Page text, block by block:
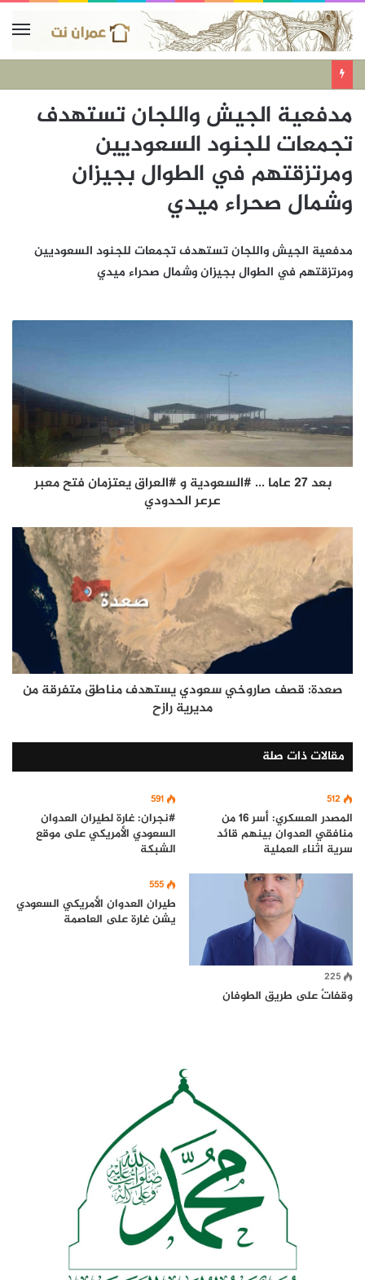
مدفعية الجيش واللجان تستهدف
تجمعات للجنود السعوديين
ومرتزقتهم في الطوال بجيزان
وشمال صحراء ميدي
مدفعية الجيش واللجان تستهدف تجمعات للجنود السعوديين
ومرتزقتهم في الطوال بجيزان وشمال صحراء ميدي
بعد 27 عاما ... #السعودية و #العراق يعتزمان فتح معبر
عرعر الحدودي
صعدة: قصف صاروخي سعودي يستهدف مناطق متفرقة من
مديرية رازح
مقالات ذات صلة
512
المصدر العسكري: أسر 16 من
منافقي العدوان بينهم قائد
سرية اثناء العملية
591
#نجران: غارة لطيران العدوان
السعودي الأمريكي على موقع
الشبكة
225
وقفاتٌ على طريق الطوفان
555
طيران العدوان الأمريكي السعودي
يشن غارة على العاصمة